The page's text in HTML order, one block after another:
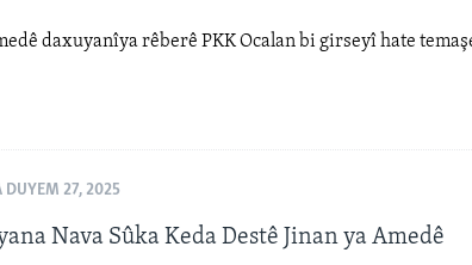
daxuyanîya rêberê PKK Ocalan bi girseyî hate
DUYEM 27, 2025
Nava Sûka Keda Destê Jinan ya Amedê